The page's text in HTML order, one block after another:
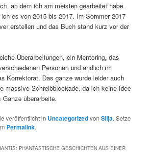
an dem ich am meisten gearbeitet habe.
es von 2015 bis 2017. Im Sommer 2017
erstellen und das Buch stand kurz vor der
Überarbeitungen, ein Mentoring, das
Personen und endlich im
Korrektorat. Das ganze wurde leider auch
massive Schreibblockade, da ich keine Idee
überarbeite.
veröffentlicht in UncategorizedvonSilja. Setze
Permalink.
PHANTASTISCHE GESCHICHTEN AUS EINER